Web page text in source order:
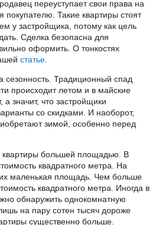
переуступает свои права на
покупателю. Такие квартиры стоят
у застройщика, потому как цель
Сделка безопасна для
оформить. О тонкостях
статье.
Традиционный спад
происходит летом и в майские
значит, что застройщики
со скидками. И наоборот,
зимой, особенно перед
большей площадью. В
квадратного метра. На
маленькая площадь. Чем больше
квадратного метра. Иногда в
обнаружить однокомнатную
на пару сотен тысяч дороже
существенно больше.